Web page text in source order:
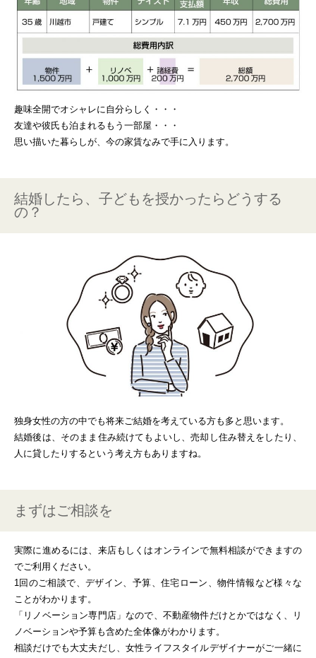
趣味全開でオシャレに自分らしく・・・
友達や彼氏も泊まれるもう一部屋・・・
思い描いた暮らしが、今の家賃なみで手に入ります。
結婚したら、子どもを授かったらどうする
の？
独身女性の方の中でも将来ご結婚を考えている方も多と思います。
結婚後は、そのまま住み続けてもよいし、売却し住み替えをしたり、
人に貸したりするという考え方もありますね。
まずはご相談を
実際に進めるには、来店もしくはオンラインで無料相談ができますの
でご利用ください。
1回のご相談で、デザイン、予算、住宅ローン、物件情報など様々な
ことがわかります。
「リノベーション専門店」なので、不動産物件だけとかではなく、リ
ノベーションや予算も含めた全体像がわかります。
相談だけでも大丈夫だし、女性ライフスタイルデザイナーがご一緒に